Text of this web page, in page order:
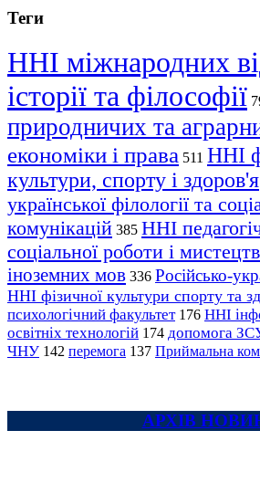
Теги
ННІ міжнародних
історії та філософії
природничих та
економіки і права 511 ННІ
культури, спорту і здоров'я
української філології та
комунікацій 385 ННІ
соціальної роботи і
іноземних мов 336 Російсько-
ННІ фізичної культури спорту та
психологічний факультет 176 ННІ
освітніх технологій 174 допомога
ЧНУ 142 перемога 137 Приймальна
АРХІВ